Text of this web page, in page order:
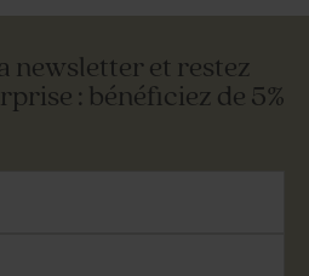
newsletter et restez
: bénéficiez de 5%